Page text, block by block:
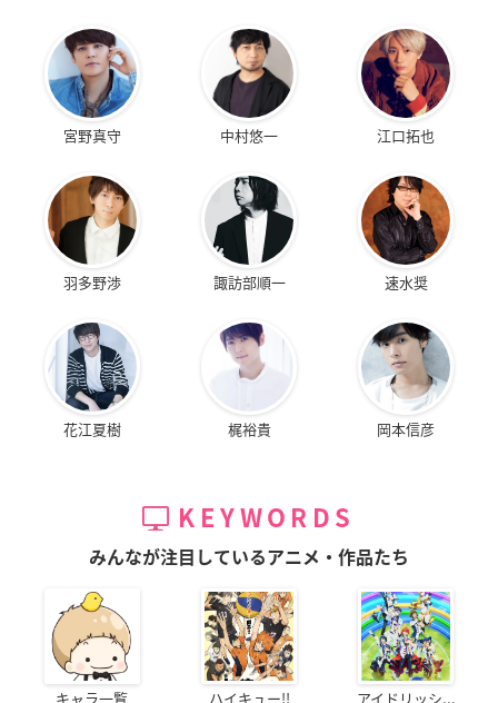
宮野真守 中村悠一 江口拓也
羽多野渉 諏訪部順一 速水奨
花江夏樹 梶裕貴 岡本信彦
KEYWORDS
みんなが注目しているアニメ・作品たち
キャラ一覧 ハイキュー!! アイドリッシ...